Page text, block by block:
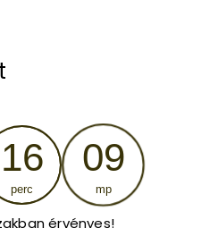
is:
3
990 Ft.
16
perc
08
mp
érvényes!